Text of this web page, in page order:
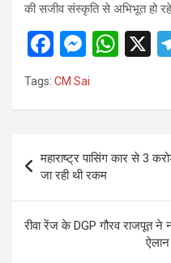
की सजीव संस्कृति से अभिभूत हो
F
a
ce
o
o
k
M
es
se
g
er
W
A
p
X
Tags: CM Sai
navigation
महाराष्ट्र पासिंग कार से 3
जा रही थी रकम
रीवा रेंज के DGP गौरव राजपूत